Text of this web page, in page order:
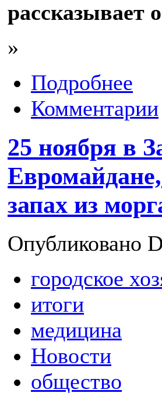
рассказывает
»
Подробнее
Комментарии
25 ноября в
запах из
Опубликовано
городское
итоги
медицина
Новости
общество